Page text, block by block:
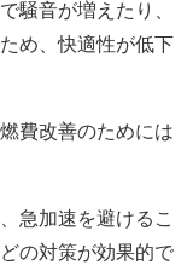
騒音が増えたり、
め、快適性が低下
費改善のためには
急加速を避けるこ
の対策が効果的で